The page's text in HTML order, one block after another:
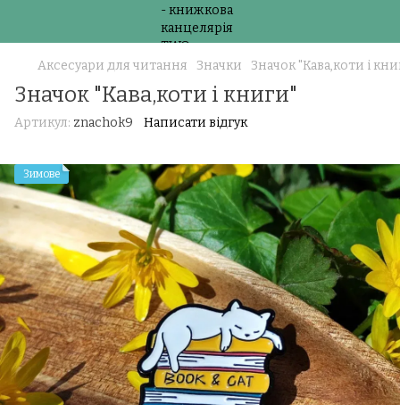
Аксесуари для читання Значки Значок "Кава,коти і
Значок "Кава,коти і книги"
Артикул: znachok9 Написати відгук
Зимове